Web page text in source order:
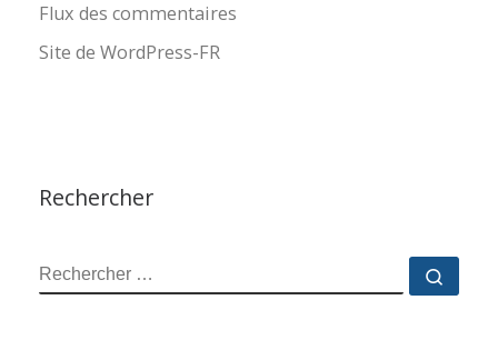
Flux des commentaires
Site de WordPress-FR
Rechercher
RECHERCHER